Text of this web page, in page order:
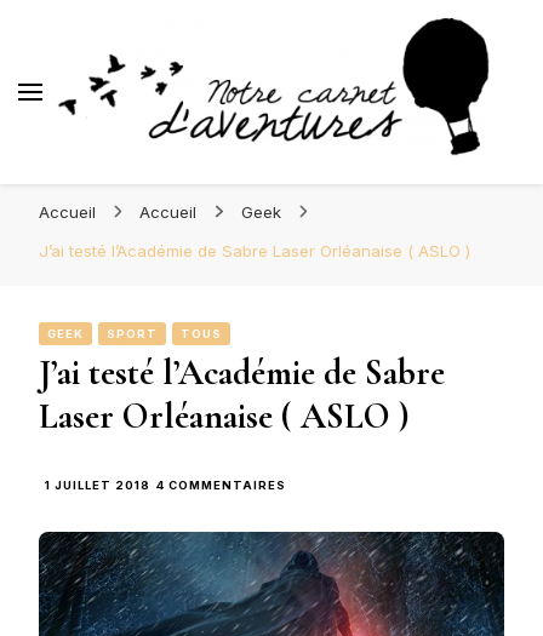
d'Aventures
Accueil Accueil
Geek
J’ai testé l’Académie de Sabre Laser Orléanaise ( ASLO )
GEEK SPORT TOUS
J’ai testé l’Académie de Sabre
Laser Orléanaise ( ASLO )
1 JUILLET 2018 4 COMMENTAIRES
L’ACADÉMIE
DE
SABRE
LASER
ORLÉANAISE